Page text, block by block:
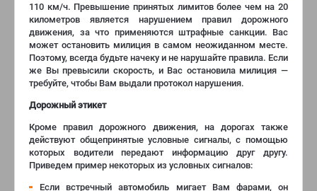
110 км/ч. Превышение принятых лимитов более чем на 20
километров является нарушением правил дорожного
движения, за что применяются штрафные санкции. Вас
может остановить милиция в самом неожиданном месте.
Поэтому, всегда будьте начеку и не нарушайте правила. Если
же Вы превысили скорость, и Вас остановила милиция —
требуйте, чтобы Вам выдали протокол нарушения.
Дорожный этикет
Кроме правил дорожного движения, на дорогах также
действуют общепринятые условные сигналы, с помощью
которых водители передают информацию друг другу.
Приведем пример некоторых из условных сигналов:
Если встречный автомобиль мигает Вам фарами, он